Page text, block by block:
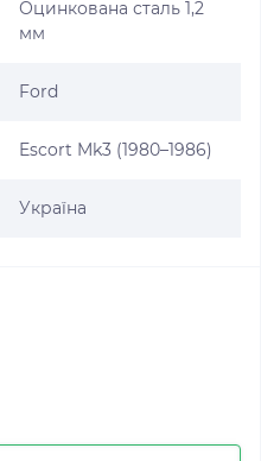
Оцинкована сталь 1,2
мм
Ford
Escort Mk3 (1980–1986)
Україна